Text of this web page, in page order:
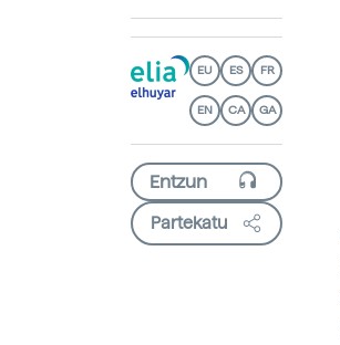
EU ES FR
EN CA GA
Partekatu